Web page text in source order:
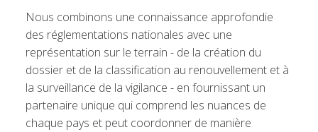
Nous combinons une connaissance approfondie
des réglementations nationales avec une
représentation sur le terrain - de la création du
dossier et de la classification au renouvellement et à
la surveillance de la vigilance - en fournissant un
partenaire unique qui comprend les nuances de
chaque pays et peut coordonner de manière